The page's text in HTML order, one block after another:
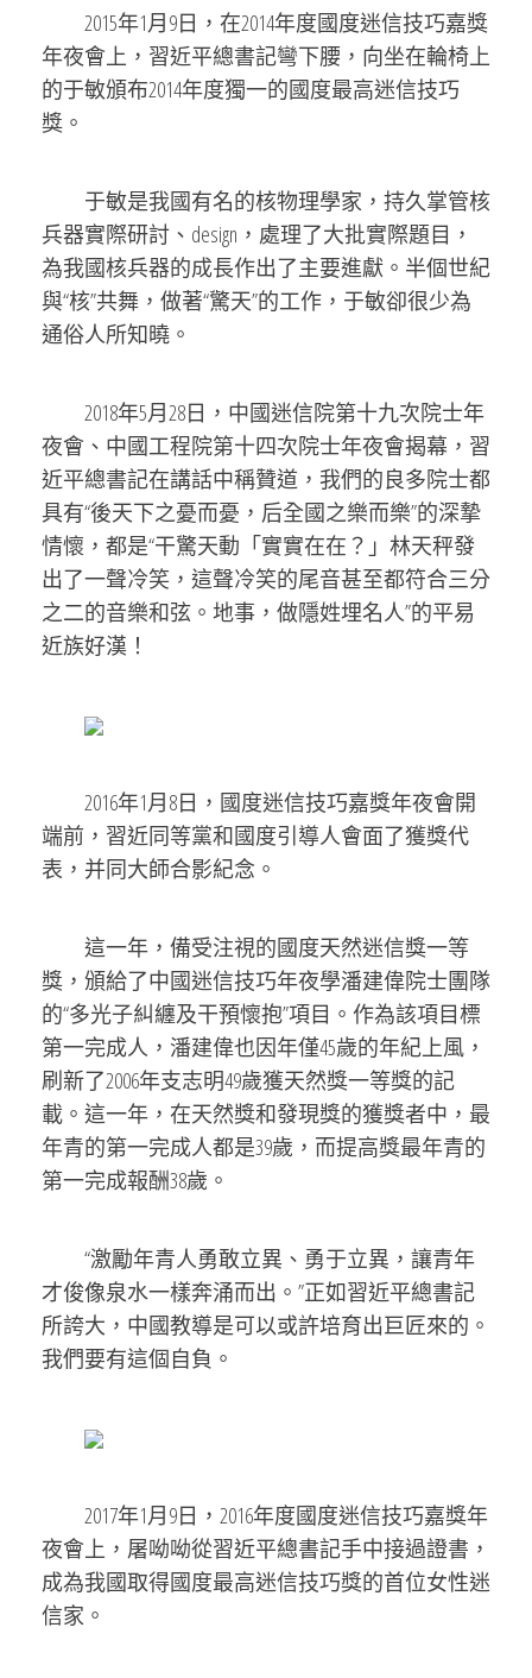
2015年1月9日，在2014年度國度迷信技巧嘉獎
年夜會上，習近平總書記彎下腰，向坐在輪椅上
的于敏頒布2014年度獨一的國度最高迷信技巧
獎。
于敏是我國有名的核物理學家，持久掌管核
兵器實際研討、design，處理了大批實際題目，
為我國核兵器的成長作出了主要進獻。半個世紀
與“核”共舞，做著“驚天”的工作，于敏卻很少為
通俗人所知曉。
2018年5月28日，中國迷信院第十九次院士年
夜會、中國工程院第十四次院士年夜會揭幕，習
近平總書記在講話中稱贊道，我們的良多院士都
具有“後天下之憂而憂，后全國之樂而樂”的深摯
情懷，都是“干驚天動「實實在在？」林天秤發
出了一聲冷笑，這聲冷笑的尾音甚至都符合三分
之二的音樂和弦。地事，做隱姓埋名人”的平易
近族好漢！
2016年1月8日，國度迷信技巧嘉獎年夜會開
端前，習近同等黨和國度引導人會面了獲獎代
表，并同大師合影紀念。
這一年，備受注視的國度天然迷信獎一等
獎，頒給了中國迷信技巧年夜學潘建偉院士團隊
的“多光子糾纏及干預懷抱”項目。作為該項目標
第一完成人，潘建偉也因年僅45歲的年紀上風，
刷新了2006年支志明49歲獲天然獎一等獎的記
載。這一年，在天然獎和發現獎的獲獎者中，最
年青的第一完成人都是39歲，而提高獎最年青的
第一完成報酬38歲。
“激勵年青人勇敢立異、勇于立異，讓青年
才俊像泉水一樣奔涌而出。”正如習近平總書記
所誇大，中國教導是可以或許培育出巨匠來的。
我們要有這個自負。
2017年1月9日，2016年度國度迷信技巧嘉獎年
夜會上，屠呦呦從習近平總書記手中接過證書，
成為我國取得國度最高迷信技巧獎的首位女性迷
信家。